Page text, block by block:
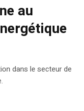
au
dans le secteur de